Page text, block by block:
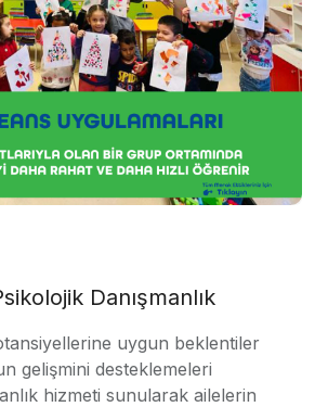
Danışmanlık
uygun beklentiler
gelişmini desteklemeleri
hizmeti sunularak ailelerin